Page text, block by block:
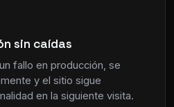
sin caídas
fallo en producción, se
y el sitio sigue
en la siguiente visita.